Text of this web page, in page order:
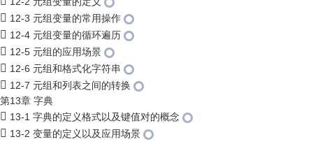
12-3 元组变量的常用操作
12-4 元组变量的循环遍历
12-5 元组的应用场景
12-6 元组和格式化字符串
12-7 元组和列表之间的转换
第13章 字典
13-1 字典的定义格式以及键值对的概念
13-2 变量的定义以及应用场景